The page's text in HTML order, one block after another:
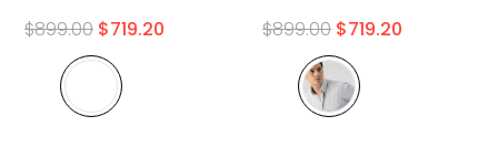
$899.00 $719.20 $899.00 $719.20